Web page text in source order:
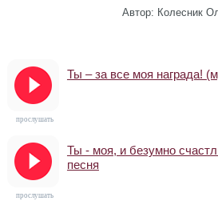
Автор: Колесник
Ты – за все моя награда!
прослушать
Ты - моя, и безумно
песня
прослушать